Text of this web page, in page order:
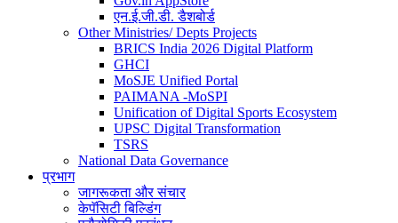
एन.ई.जी.डी. डैशबोर्ड
Other Ministries/ Depts Projects
BRICS India 2026 Digital Platform
GHCI
MoSJE Unified Portal
PAIMANA -MoSPI
Unification of Digital Sports Ecosystem
UPSC Digital Transformation
TSRS
National Data Governance
प्रभाग
जागरूकता और संचार
केपॅसिटी बिल्डिंग